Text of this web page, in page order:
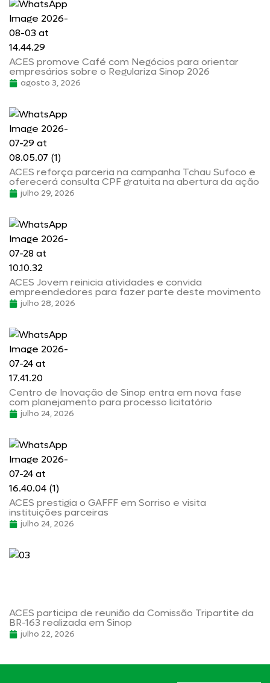
ACES promove Café com Negócios para orientar
empresários sobre o Regulariza Sinop 2026
agosto 3, 2026
ACES reforça parceria na campanha Tchau Sufoco e
oferecerá consulta CPF gratuita na abertura da ação
julho 29, 2026
ACES Jovem reinicia atividades e convida
empreendedores para fazer parte deste movimento
julho 28, 2026
Centro de Inovação de Sinop entra em nova fase
com planejamento para processo licitatório
julho 24, 2026
ACES prestigia o GAFFF em Sorriso e visita
instituições parceiras
julho 24, 2026
ACES participa de reunião da Comissão Tripartite da
BR-163 realizada em Sinop
julho 22, 2026